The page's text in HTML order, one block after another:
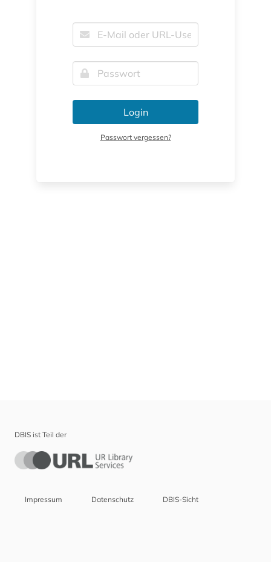
Login
Passwort vergessen?
DBIS ist Teil der
Impressum Datenschutz DBIS-Sicht